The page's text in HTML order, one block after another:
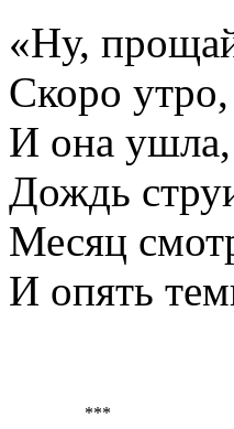
«Ну,
Скоро
И она
Дождь
Месяц
И опять
***